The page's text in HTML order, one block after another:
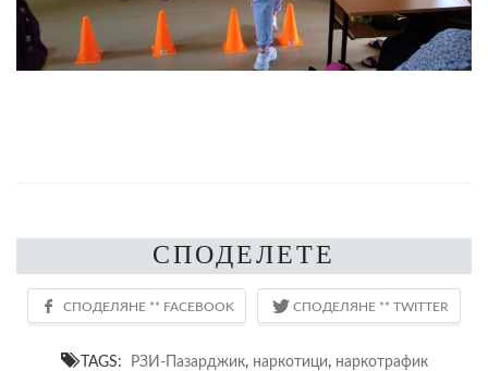
СПОДЕЛЕТЕ
TAGS: РЗИ-Пазарджик, наркотици, наркотрафик